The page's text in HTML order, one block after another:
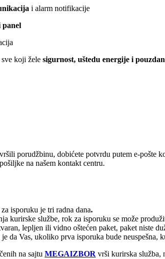
i alarm notifikacije
panel
koji žele sigurnost, uštedu energije i
porudžbinu, dobićete potvrdu putem e-
na našem kontakt centru.
isporuku je tri radna dana.
kurirske službe, rok za isporuku se može
lepljen ili vidno oštećen paket, paket niste
je da Vas, ukoliko prva isporuka bude
na sajtu MEGAIZBOR vrši kurirska služba,